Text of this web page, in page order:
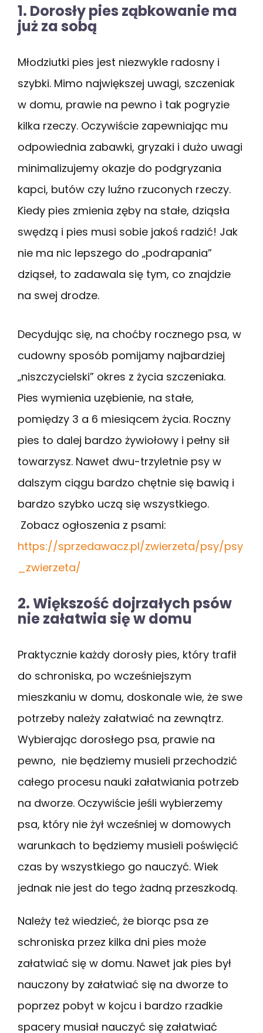
1. Dorosły pies ząbkowanie ma
już za sobą
Młodziutki pies jest niezwykle radosny i
szybki. Mimo największej uwagi, szczeniak
w domu, prawie na pewno i tak pogryzie
kilka rzeczy. Oczywiście zapewniając mu
odpowiednia zabawki, gryzaki i dużo uwagi
minimalizujemy okazje do podgryzania
kapci, butów czy luźno rzuconych rzeczy.
Kiedy pies zmienia zęby na stałe, dziąsła
swędzą i pies musi sobie jakoś radzić! Jak
nie ma nic lepszego do „podrapania”
dziąseł, to zadawala się tym, co znajdzie
na swej drodze.
Decydując się, na choćby rocznego psa, w
cudowny sposób pomijamy najbardziej
„niszczycielski” okres z życia szczeniaka.
Pies wymienia uzębienie, na stałe,
pomiędzy 3 a 6 miesiącem życia. Roczny
pies to dalej bardzo żywiołowy i pełny sił
towarzysz. Nawet dwu-trzyletnie psy w
dalszym ciągu bardzo chętnie się bawią i
bardzo szybko uczą się wszystkiego.
Zobacz ogłoszenia z psami:
https://sprzedawacz.pl/zwierzeta/psy/psy
_zwierzeta/
2. Większość dojrzałych psów
nie załatwia się w domu
Praktycznie każdy dorosły pies, który trafił
do schroniska, po wcześniejszym
mieszkaniu w domu, doskonale wie, że swe
potrzeby należy załatwiać na zewnątrz.
Wybierając dorosłego psa, prawie na
pewno, nie będziemy musieli przechodzić
całego procesu nauki załatwiania potrzeb
na dworze. Oczywiście jeśli wybierzemy
psa, który nie żył wcześniej w domowych
warunkach to będziemy musieli poświęcić
czas by wszystkiego go nauczyć. Wiek
jednak nie jest do tego żadną przeszkodą.
Należy też wiedzieć, że biorąc psa ze
schroniska przez kilka dni pies może
załatwiać się w domu. Nawet jak pies był
nauczony by załatwiać się na dworze to
poprzez pobyt w kojcu i bardzo rzadkie
spacery musiał nauczyć się załatwiać